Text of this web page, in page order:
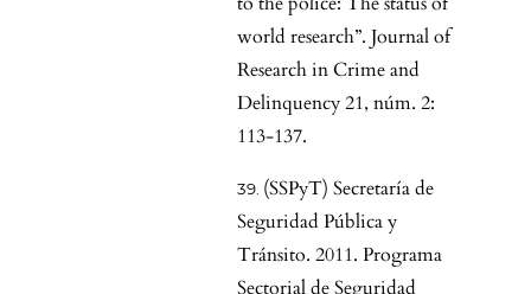
world research”. Journal of
Research in Crime and
Delinquency 21, núm. 2:
113-137.
(SSPyT) Secretaría de
Seguridad Pública y
Tránsito. 2011. Programa
Sectorial de Seguridad